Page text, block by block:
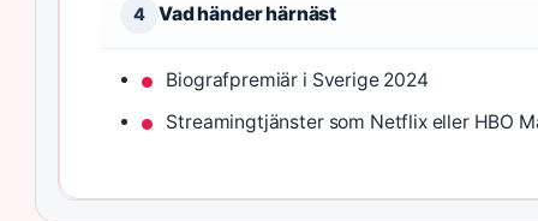
4 Vad händer härnäst
Biografpremiär i Sverige 2024
Streamingtjänster som Netflix eller HBO